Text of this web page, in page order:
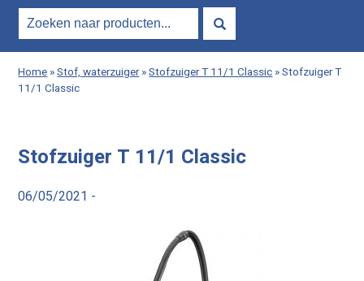
Home»Stof, waterzuiger»Stofzuiger T 11/1 Classic»Stofzuiger T
11/1 Classic
Stofzuiger T 11/1 Classic
06/05/2021 -